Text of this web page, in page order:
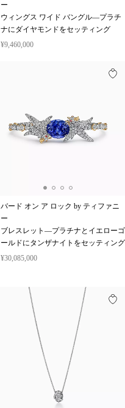
ー
ウィングス ワイド バングル—プラチ
ナにダイヤモンドをセッティング
¥9,460,000
バード オン ア ロック by ティファニ
ー
ブレスレット—プラチナとイエローゴ
ールドにタンザナイトをセッティング
¥30,085,000